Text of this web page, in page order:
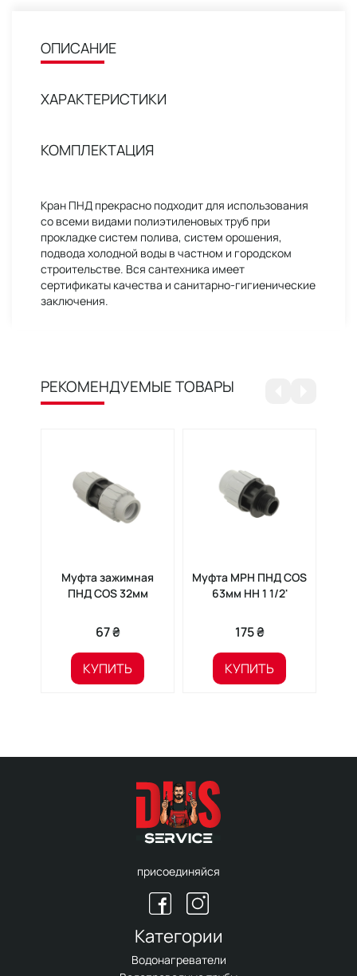
ОПИСАНИЕ
ХАРАКТЕРИСТИКИ
КОМПЛЕКТАЦИЯ
Кран ПНД прекрасно подходит для использования
со всеми видами полиэтиленовых труб при
прокладке систем полива, систем орошения,
подвода холодной воды в частном и городском
строительстве. Вся сантехника имеет
сертификаты качества и санитарно-гигиенические
заключения.
РЕКОМЕНДУЕМЫЕ ТОВАРЫ
Муфта зажимная
ПНД COS 32мм
67 ₴
КУПИТЬ
Муфта МРН ПНД COS
63мм НН 1 1/2'
175 ₴
КУПИТЬ
присоединяйся
Категории
Водонагреватели